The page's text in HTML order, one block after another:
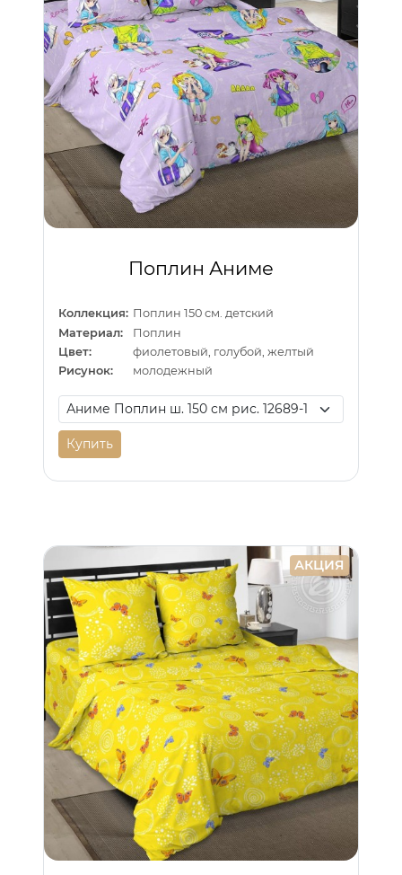
Поплин Аниме
Коллекция: Поплин 150 см. детский
Материал:
Поплин
Цвет:
фиолетовый, голубой, желтый
Рисунок:
молодежный
Купить
АКЦИЯ